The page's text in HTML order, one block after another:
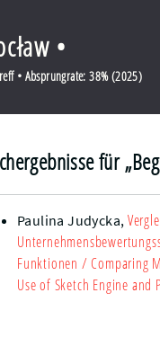
•
• Absprungrate: 38% (2025)
für
Paulina Judycka,
Funktionen / Comparing
Use of Sketch Engine